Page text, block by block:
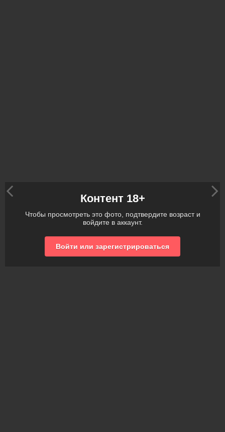
Контент 18+
Чтобы просмотреть это фото, подтвердите возраст и
войдите в аккаунт.
Войти или зарегистрироваться